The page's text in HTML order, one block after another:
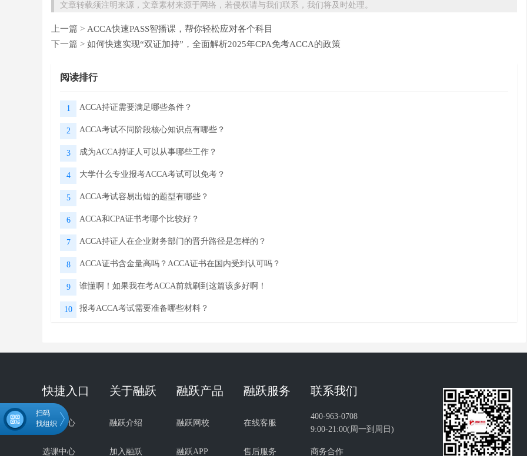
文章转载须注明来源，文章素材来源于网络，若侵权请与我们联系，我们将及时处理。
上一篇 > ACCA快速PASS智播课，帮你轻松应对各个科目
下一篇 > 如何快速实现“双证加持”，全面解析2025年CPA免考ACCA的政策
阅读排行
1 ACCA持证需要满足哪些条件？
2 ACCA考试不同阶段核心知识点有哪些？
3 成为ACCA持证人可以从事哪些工作？
4 大学什么专业报考ACCA考试可以免考？
5 ACCA考试容易出错的题型有哪些？
6 ACCA和CPA证书考哪个比较好？
7 ACCA持证人在企业财务部门的晋升路径是怎样的？
8 ACCA证书含金量高吗？ACCA证书在国内受到认可吗？
9 谁懂啊！如果我在考ACCA前就刷到这篇该多好啊！
10 报考ACCA考试需要准备哪些材料？
扫码
找组织
快捷入口 关于融跃 融跃产品 融跃服务 联系我们
试听中心 融跃介绍 融跃网校 在线客服
400-963-0708
9:00-21:00(周一到周日)
选课中心 加入融跃 融跃APP 售后服务 商务合作